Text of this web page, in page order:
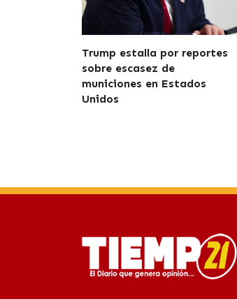
Trump estalla por reportes
sobre escasez de
municiones en Estados
Unidos